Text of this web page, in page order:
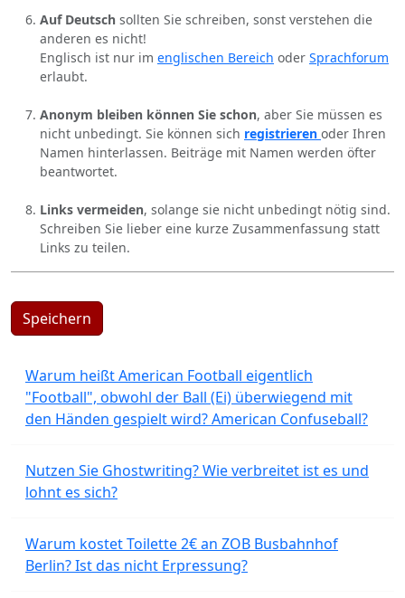
Auf Deutsch sollten Sie schreiben, sonst verstehen die
anderen es nicht!
Englisch ist nur im englischen Bereich oder Sprachforum
erlaubt.
Anonym bleiben können Sie schon, aber Sie müssen es
nicht unbedingt. Sie können sich registrieren oder Ihren
Namen hinterlassen. Beiträge mit Namen werden öfter
beantwortet.
Links vermeiden, solange sie nicht unbedingt nötig sind.
Schreiben Sie lieber eine kurze Zusammenfassung statt
Links zu teilen.
Speichern
Warum heißt American Football eigentlich
"Football", obwohl der Ball (Ei) überwiegend mit
den Händen gespielt wird? American Confuseball?
Nutzen Sie Ghostwriting? Wie verbreitet ist es und
lohnt es sich?
Warum kostet Toilette 2€ an ZOB Busbahnhof
Berlin? Ist das nicht Erpressung?